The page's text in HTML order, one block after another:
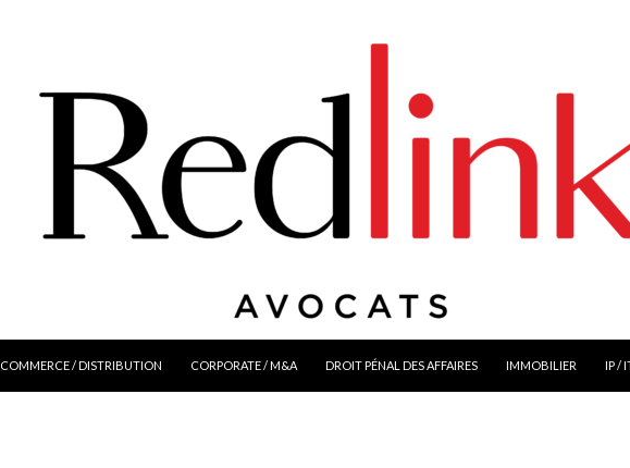
COMMERCE / DISTRIBUTION CORPORATE / M&A DROIT PÉNAL DES AFFAIRES IMMOBILIER IP /